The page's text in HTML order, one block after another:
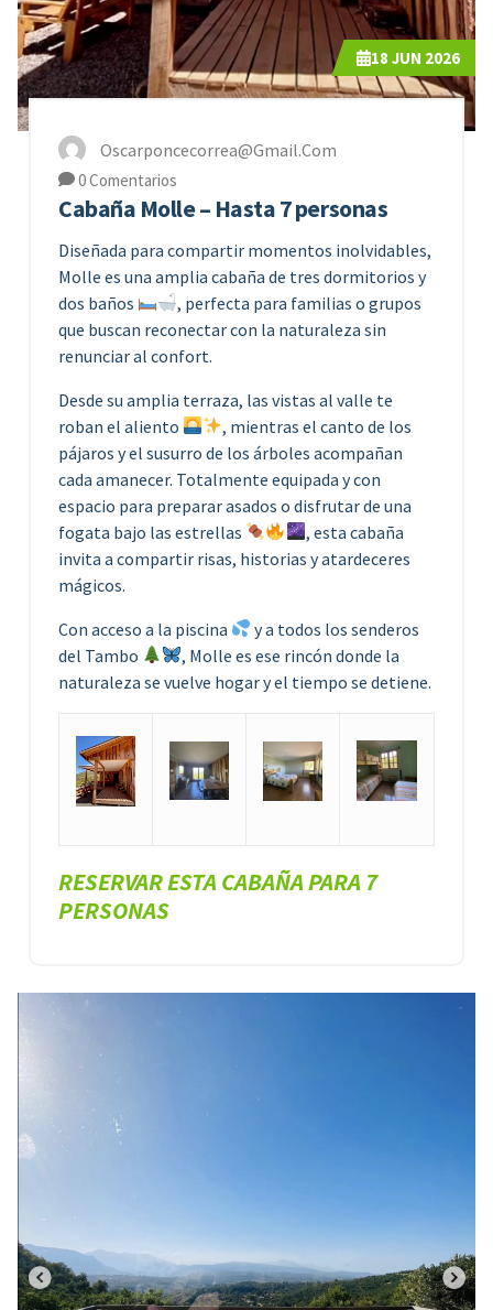
18 JUN 2026
Oscarponcecorrea@gmail.com
0 Comentarios
Cabaña Molle – Hasta 7 personas
Diseñada para compartir momentos inolvidables,
Molle es una amplia cabaña de tres dormitorios y
dos baños
, perfecta para familias o grupos
que buscan reconectar con la naturaleza sin
renunciar al confort.
Desde su amplia terraza, las vistas al valle te
roban el aliento
, mientras el canto de los
pájaros y el susurro de los árboles acompañan
cada amanecer. Totalmente equipada y con
espacio para preparar asados o disfrutar de una
fogata bajo las estrellas
, esta cabaña
invita a compartir risas, historias y atardeceres
mágicos.
Con acceso a la piscina
y a todos los senderos
del Tambo
, Molle es ese rincón donde la
naturaleza se vuelve hogar y el tiempo se detiene.
RESERVAR ESTA CABAÑA PARA 7
PERSONAS